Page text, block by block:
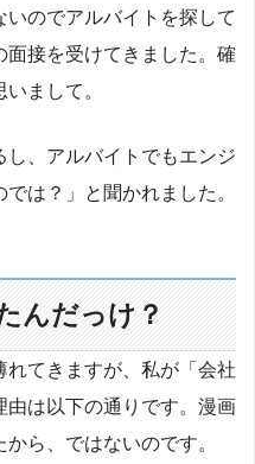
のでアルバイトを探して
接を受けてきました。確
まして。
、アルバイトでもエンジ
は？」と聞かれました。
んだっけ？
てきますが、私が「会社
は以下の通りです。漫画
ら、ではないのです。